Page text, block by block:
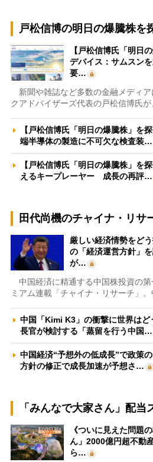
戸松信博の明日の爆騰株を
【戸松信博氏「明日
デバイス：サムスン
要…
新聞や雑誌など多数の金融メディ
クアドバイザーズ代表の戸松信博氏
【戸松信博氏「明日の爆騰株」を
端半導体の製造に不可欠な検査装…
【戸松信博氏「明日の爆騰株」を
えるキープレーヤー 成長の再評…
田代尚機のチャイナ・リサ
厳しい経済情勢をど
の「経済運営方針」
が…
中国経済に精通する中国株投資の第
ミアム連載「チャイナ・リサーチ」
中国「Kimi K3」の衝撃に世界は
長官が検討する「蒸留を行う中国…
中国経済“予想外の低成長”で政策
方針の修正で成長加速が予想さ…
「みんなで大家さん」配
《ついに見えた問題
ん」2000億円超不動
ら…